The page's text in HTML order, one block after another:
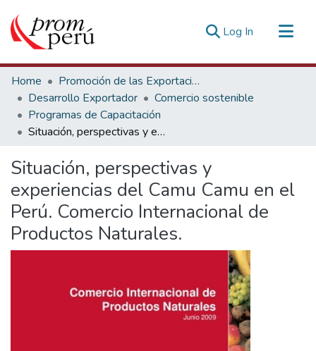
Log In (current)
Communities & Collections
All of DSpace
Statistics
Estadísticas Externas
Home
Promoción de las Exportaciones
Desarrollo Exportador
Comercio sostenible
Programas de Capacitación
Situación, perspectivas y experiencias del Camu Camu en el Perú. Comercio Internacional de Productos Naturales.
Situación, perspectivas y
experiencias del Camu Camu en el
Perú. Comercio Internacional de
Productos Naturales.